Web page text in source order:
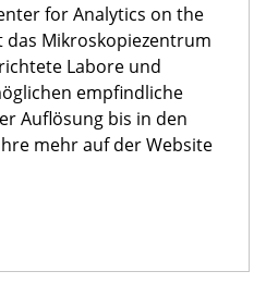
for Analytics on the
das Mikroskopiezentrum
Labore und
empfindliche
Auflösung bis in den
mehr auf der Website